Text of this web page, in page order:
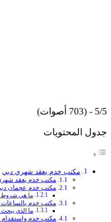
5/5 - (703 أصوات)
جدول المحتويات
مكتب خدم بعقد شهري دبي
مكتب خدم بعقد
مكتب خدم عجمان
ما هي شروط
مكتب خدم
ما الذي
مكتب خدم